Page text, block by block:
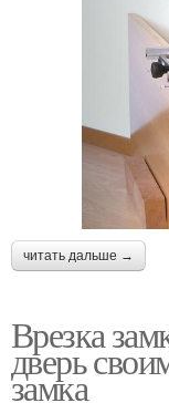
читать дальше →
Врезка
дверь
замка